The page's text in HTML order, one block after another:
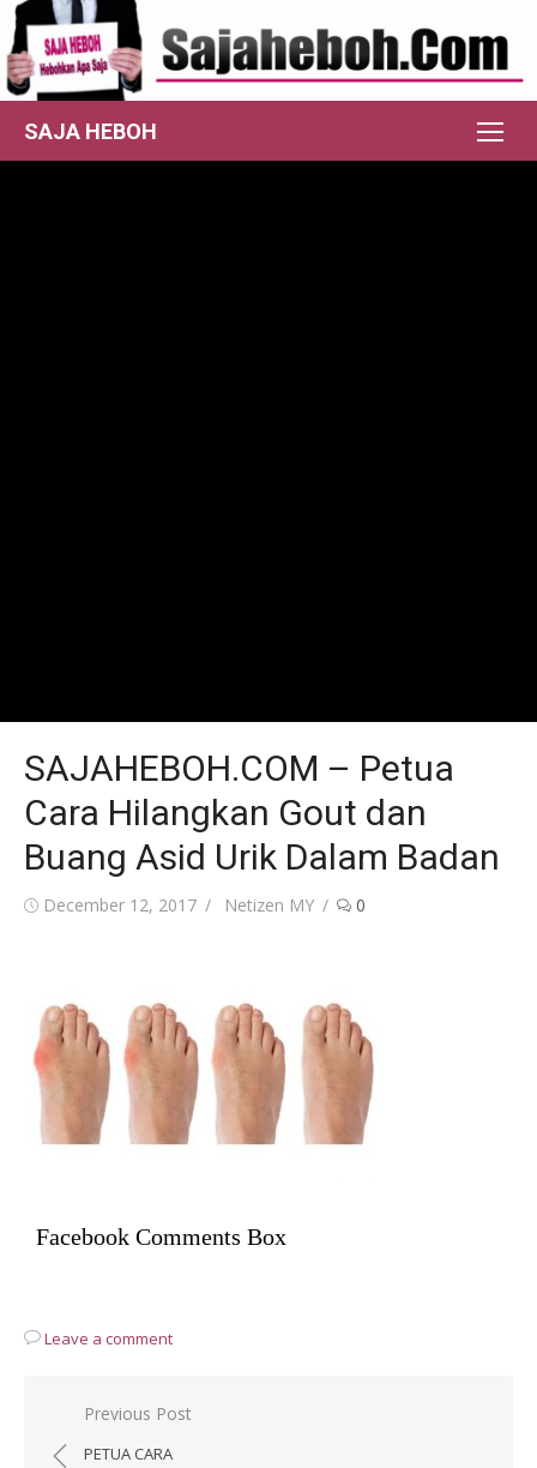
Skip
to
content
SAJA HEBOH
SAJAHEBOH.COM – Petua
Cara Hilangkan Gout dan
Buang Asid Urik Dalam Badan
Posted
December 12, 2017 Author
Netizen MY 0
Facebook Comments Box
Leave a comment
Post
navigation
Previous Post
PETUA CARA